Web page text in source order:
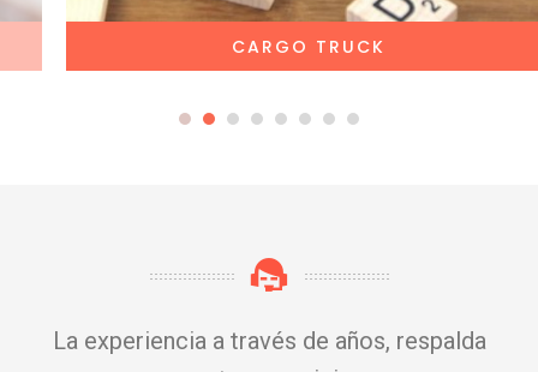
CARGO TRUCK
La experiencia a través de años, respalda